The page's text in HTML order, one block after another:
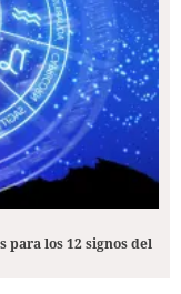
para los 12 signos del